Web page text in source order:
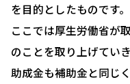
を目的としたものです。
ここでは厚生労働省が
のことを取り上げていき
助成金も補助金と同じ